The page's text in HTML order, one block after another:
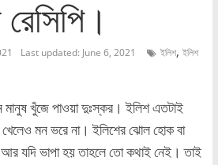
Last updated: June 6, 2021 ইলিশ, ইলিশ
মানুষ খুঁজে পাওয়া দুঃস্কর। ইলিশ এতটাই
খেলেও মন ভরে না। ইলিশের ঝোল হোক বা
যদি ভাপা হয় তাহলে তো কথাই নেই। তাই